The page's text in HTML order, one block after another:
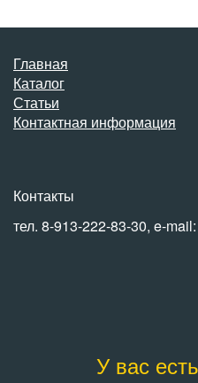
Главная
Каталог
Статьи
Контактная информация
Контакты
тел. 8-913-222-83-30, e-mail:
У вас